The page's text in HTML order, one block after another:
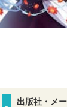
出版社・メ